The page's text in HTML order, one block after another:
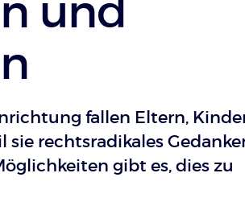
fallen Eltern,
sie rechtsradikales
gibt es, dies zu